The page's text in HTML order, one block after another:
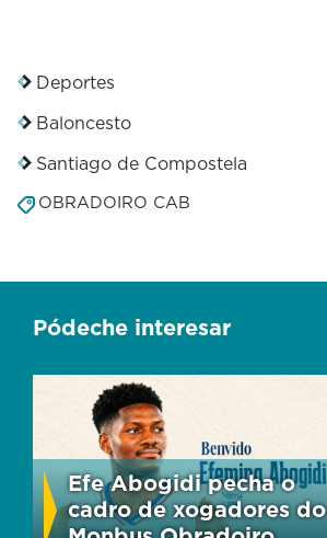
Deportes
Baloncesto
Santiago de Compostela
OBRADOIRO CAB
Pódeche interesar
Efe Abogidi pecha o
cadro de xogadores do